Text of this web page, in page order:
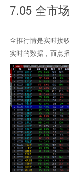
7.05 全市
全推行情是实时接
实时的数据，而点